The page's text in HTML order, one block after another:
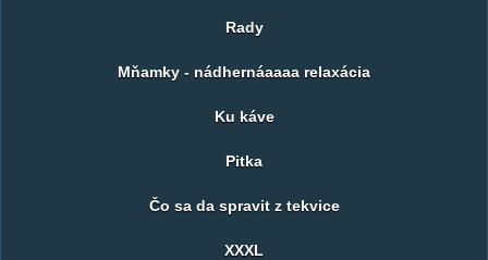
Rady
Mňamky - nádhernáaaaa relaxácia
Ku káve
Pitka
Čo sa da spravit z tekvice
XXXL